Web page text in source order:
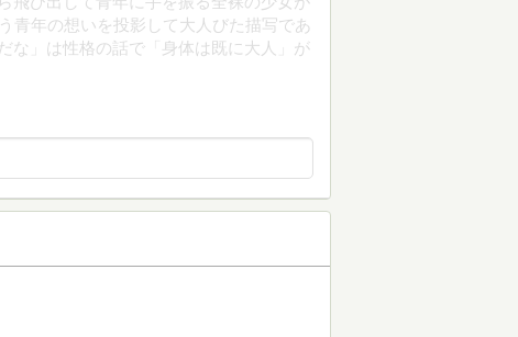
青年の想いを投影して大人びた描写であ
な」は性格の話で「身体は既に大人」が